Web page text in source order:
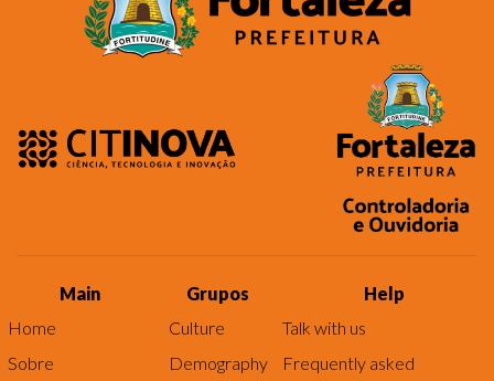
Main
Home
Sobre
Grupos
Culture
Demography
Help
Talk with us
Frequently asked